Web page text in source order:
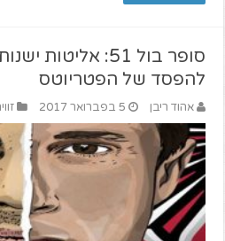
סופר בול 51:
להפסד של הפטריוטס
אהוד ריבן 5 בפברואר 2017